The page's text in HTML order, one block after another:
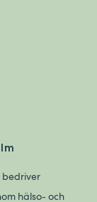
bedriver
hälso- och